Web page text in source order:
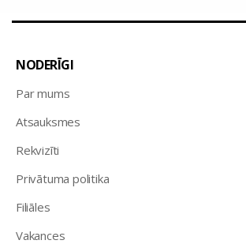
NODERĪGI
Par mums
Atsauksmes
Rekvizīti
Privātuma politika
Filiāles
Vakances